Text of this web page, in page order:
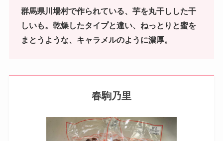
群馬県川場村で作られている、芋を丸干しした干
しいも。乾燥したタイプと違い、ねっとりと蜜を
まとうような、キャラメルのように濃厚。
春駒乃里